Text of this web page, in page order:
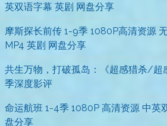
英双语字幕 英剧 网盘分享
摩斯探长前传 1-9季 1080P高清资源
MP4 英剧 网盘分享
共生万物，打破孤岛：《超感猎杀/超
季深度影评
命运航班 1-4季 1080P 高清资源 中英
盘分享